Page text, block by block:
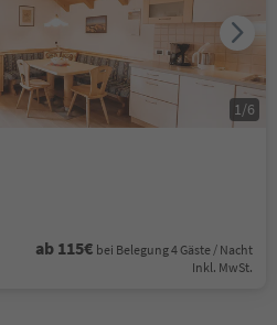
ab 115€ bei Belegung 4 Gäste / Nacht
Inkl. MwSt.
1/6